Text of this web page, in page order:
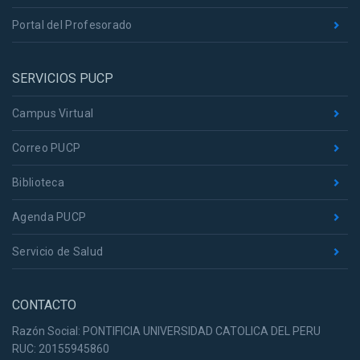
Portal del Profesorado
SERVICIOS PUCP
Campus Virtual
Correo PUCP
Biblioteca
Agenda PUCP
Servicio de Salud
CONTACTO
Razón Social: PONTIFICIA UNIVERSIDAD CATOLICA DEL PERU
RUC: 20155945860